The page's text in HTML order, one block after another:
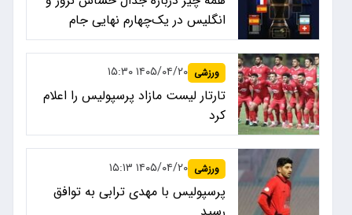
انگلیس در یک‌چهارم نهایی جام
جهانی ۲۰۲۶
ورزشی ۱۴۰۵/۰۴/۲۰ ۱۵:۳۰
تارتار لیست مازاد پرسپولیس را اعلام
کرد
ورزشی ۱۴۰۵/۰۴/۲۰ ۱۵:۱۳
پرسپولیس با مهدی ترابی به توافق